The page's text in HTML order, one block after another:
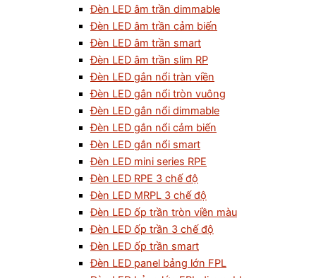
Đèn LED âm trần dimmable
Đèn LED âm trần cảm biến
Đèn LED âm trần smart
Đèn LED âm trần slim RP
Đèn LED gắn nổi tràn viền
Đèn LED gắn nổi tròn vuông
Đèn LED gắn nổi dimmable
Đèn LED gắn nổi cảm biến
Đèn LED gắn nổi smart
Đèn LED mini series RPE
Đèn LED RPE 3 chế độ
Đèn LED MRPL 3 chế độ
Đèn LED ốp trần tròn viền màu
Đèn LED ốp trần 3 chế độ
Đèn LED ốp trần smart
Đèn LED panel bảng lớn FPL